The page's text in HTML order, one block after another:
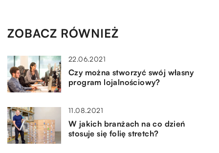
ZOBACZ RÓWNIEŻ
22.06.2021
Czy można stworzyć swój własny
program lojalnościowy?
11.08.2021
W jakich branżach na co dzień
stosuje się folię stretch?